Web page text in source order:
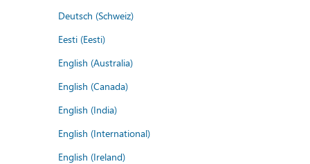
Deutsch (Schweiz)
Eesti (Eesti)
English (Australia)
English (Canada)
English (India)
English (International)
English (Ireland)